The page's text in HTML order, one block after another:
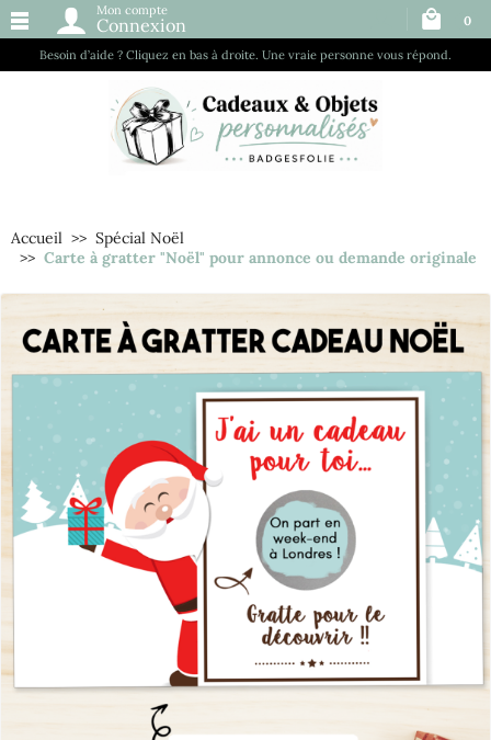
Besoin d’aide ? Cliquez en bas à droite. Une vraie personne vous répond.
Mon compte
Connexion 0
Accueil
Spécial Noël
Carte à gratter "Noël" pour annonce ou demande originale